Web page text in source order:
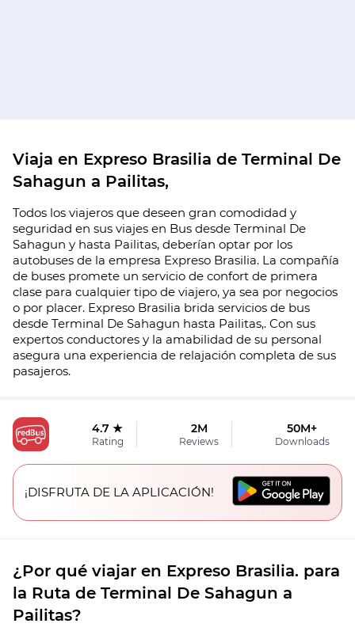
Viaja en Expreso Brasilia de Terminal De
Sahagun a Pailitas,
Todos los viajeros que deseen gran comodidad y
seguridad en sus viajes en Bus desde Terminal De
Sahagun y hasta Pailitas, deberían optar por los
autobuses de la empresa Expreso Brasilia. La compañía
de buses promete un servicio de confort de primera
clase para cualquier tipo de viajero, ya sea por negocios
o por placer. Expreso Brasilia brida servicios de bus
desde Terminal De Sahagun hasta Pailitas,. Con sus
expertos conductores y la amabilidad de su personal
asegura una experiencia de relajación completa de sus
pasajeros.
4.7 ★
Rating
2M
Reviews
50M+
Downloads
¡DISFRUTA DE LA APLICACIÓN!
¿Por qué viajar en Expreso Brasilia. para
la Ruta de Terminal De Sahagun a
Pailitas?